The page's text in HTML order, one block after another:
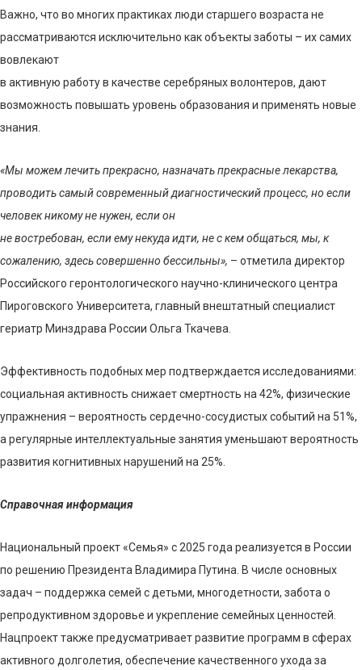
Важно, что во многих практиках люди старшего возраста не
рассматриваются исключительно как объекты заботы – их самих
вовлекают
в активную работу в качестве серебряных волонтеров, дают
возможность повышать уровень образования и применять новые
знания.
«Мы можем лечить прекрасно, назначать прекрасные лекарства,
проводить самый современный диагностический процесс, но если
человек никому не нужен, если он
не востребован, если ему некуда идти, не с кем общаться, мы, к
сожалению, здесь совершенно бессильны», – отметила директор
Российского геронтологического научно-клинического центра
Пироговского Университета, главный внештатный специалист
гериатр Минздрава России Ольга Ткачева.
Эффективность подобных мер подтверждается исследованиями:
социальная активность снижает смертность на 42%, физические
упражнения – вероятность сердечно-сосудистых событий на 51%,
а регулярные интеллектуальные занятия уменьшают вероятность
развития когнитивных нарушений на 25%.
Справочная информация
Национальный проект «Семья» с 2025 года реализуется в России
по решению Президента Владимира Путина. В числе основных
задач – поддержка семей с детьми, многодетности, забота о
репродуктивном здоровье и укрепление семейных ценностей.
Нацпроект также предусматривает развитие программ в сферах
активного долголетия, обеспечение качественного ухода за